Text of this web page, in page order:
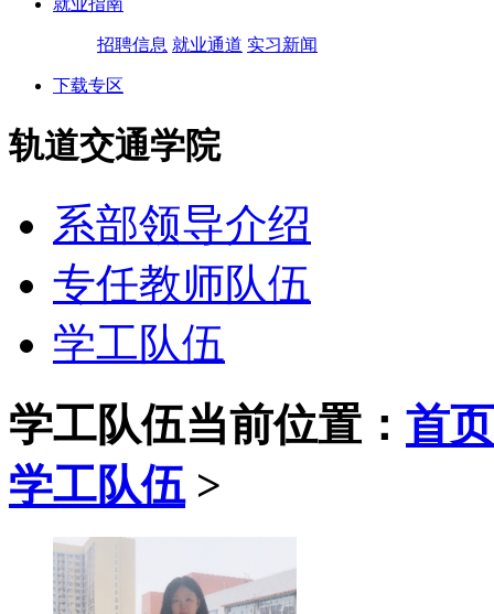
就业指南
招聘信息 就业通道 实习新闻
下载专区
轨道交通学院
系部领导介绍
专任教师队伍
学工队伍
学工队伍当前位置： 首页
学工队伍>